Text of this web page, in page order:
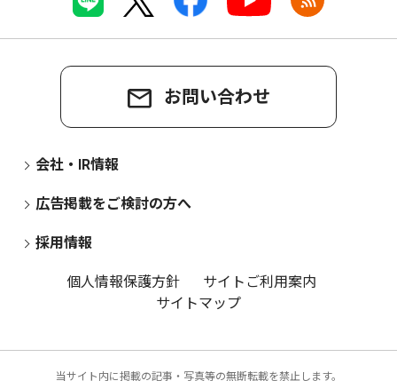
お問い合わせ
会社・IR情報
広告掲載をご検討の方へ
採用情報
個人情報保護方針
サイトご利用案内
サイトマップ
当サイト内に掲載の記事・写真等の無断転載を禁止します。